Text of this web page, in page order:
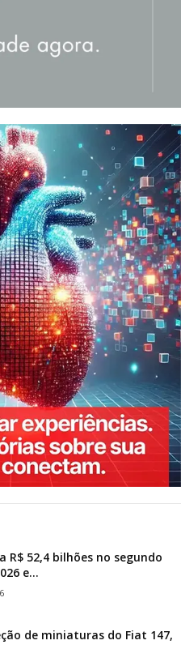
R$ 52,4 bilhões no segundo
e...
de miniaturas do Fiat 147,